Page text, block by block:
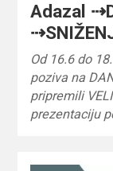
Adazal
Od 16.6 do
poziva na
pripremili
prezentaciju